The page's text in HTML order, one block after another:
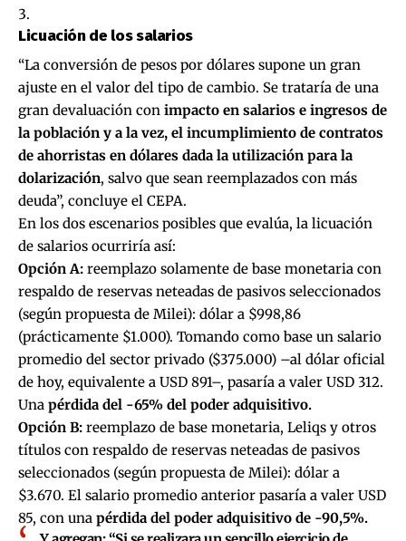
Licuación de los salarios
“La conversión de pesos por dólares supone un gran
ajuste en el valor del tipo de cambio. Se trataría de una
gran devaluación con impacto en salarios e ingresos de
la población y a la vez, el incumplimiento de contratos
de ahorristas en dólares dada la utilización para la
dolarización, salvo que sean reemplazados con más
deuda”, concluye el CEPA.
En los dos escenarios posibles que evalúa, la licuación
de salarios ocurriría así:
Opción A: reemplazo solamente de base monetaria con
respaldo de reservas neteadas de pasivos seleccionados
(según propuesta de Milei): dólar a $998,86
(prácticamente $1.000). Tomando como base un salario
promedio del sector privado ($375.000) –al dólar oficial
de hoy, equivalente a USD 891–, pasaría a valer USD 312.
Una pérdida del -65% del poder adquisitivo.
Opción B: reemplazo de base monetaria, Leliqs y otros
títulos con respaldo de reservas neteadas de pasivos
seleccionados (según propuesta de Milei): dólar a
$3.670. El salario promedio anterior pasaría a valer USD
85, con una pérdida del poder adquisitivo de -90,5%.